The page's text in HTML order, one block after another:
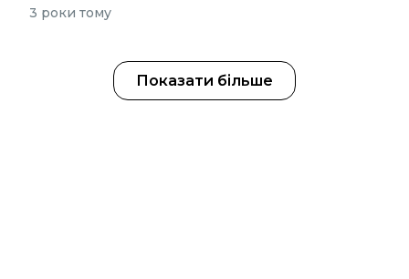
3 роки тому
Показати більше